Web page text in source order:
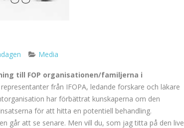
Media
till FOP organisationen/familjerna i
från IFOPA, ledande forskare och läkare
har förbättrat kunskaperna om den
för att hitta en potentiell behandling.
går att se senare. Men vill du, som jag titta på den live